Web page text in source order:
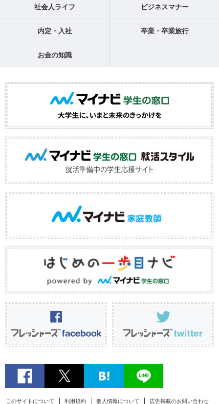
社会人ライフ ビジネスマナー
内定・入社 卒業・卒業旅行
お金の知識
このサイトについて 利用規約 個人情報について 広告掲載のお問い合わせ